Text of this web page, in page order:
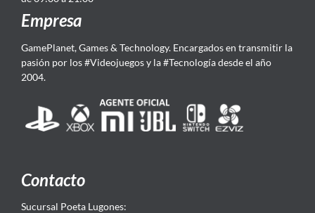
Empresa
GamePlanet, Games & Technology. Encargados en transmitir la
pasión por los #Videojuegos y la #Tecnología desde el año
2004.
Contacto
Sucursal Poeta Lugones: